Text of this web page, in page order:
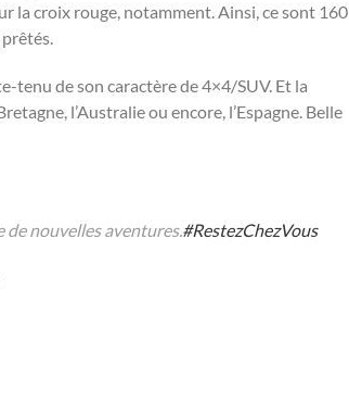
la croix rouge, notamment. Ainsi, ce sont 160
tenu de son caractère de 4×4/SUV. Et la
l’Australie ou encore, l’Espagne. Belle
de nouvelles aventures.#RestezChezVous